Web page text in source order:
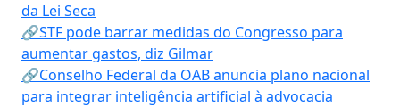
da Lei Seca
🔗STF pode barrar medidas do Congresso para
aumentar gastos, diz Gilmar
🔗Conselho Federal da OAB anuncia plano nacional
para integrar inteligência artificial à advocacia